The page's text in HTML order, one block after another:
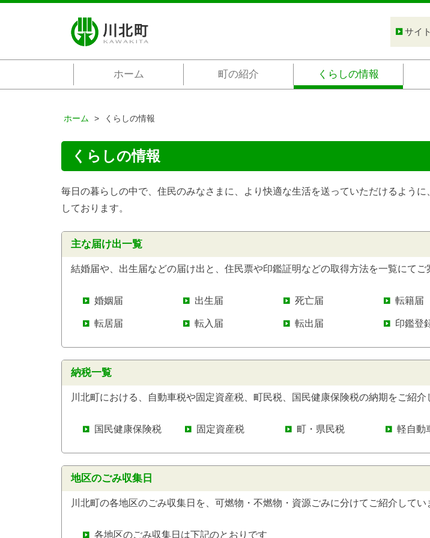
サイ
ホーム 町の紹介 くらしの情報
ホーム くらしの情報
くらしの情報
毎日の暮らしの中で、住民のみなさまに、より快適な生活を送っていただけるよう
しております。
主な届け出一覧
結婚届や、出生届などの届け出と、住民票や印鑑証明などの取得方法を一覧にてご
婚姻届 出生届 死亡届 転籍届
転居届 転入届 転出届 印鑑登
納税一覧
川北町における、自動車税や固定資産税、町民税、国民健康保険税の納期をご紹介
国民健康保険税 固定資産税 町・県民税 軽自動
地区のごみ収集日
川北町の各地区のごみ収集日を、可燃物・不燃物・資源ごみに分けてご紹介してい
各地区のごみ収集日は下記のとおりです